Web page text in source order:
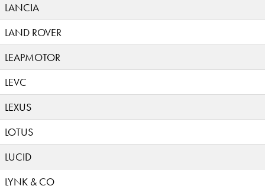
LANCIA
LAND ROVER
LEAPMOTOR
LEVC
LEXUS
LOTUS
LUCID
LYNK & CO